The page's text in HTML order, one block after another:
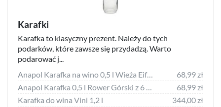
Karafki
Karafka to klasyczny prezent. Należy do tych
podarków, które zawsze się przydadzą. Warto
podarować j...
Anapol Karafka na wino 0,5 l Wieża Eiffla z 2 kieliszkami
68,99 zł
Anapol Karafka 0,5 l Rower Górski z 6 kieliszkami
68,99 zł
Karafka do wina Vini 1,2 l
344,00 zł